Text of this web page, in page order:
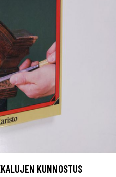
KUNNOSTUS